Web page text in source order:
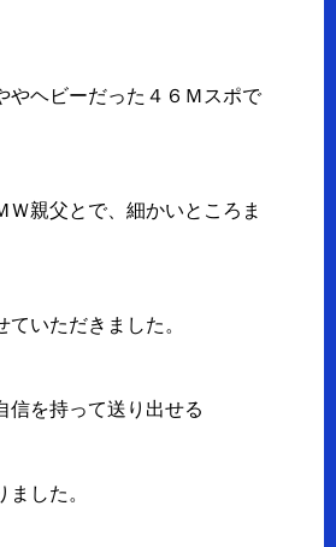
やヘビーだった４６Ｍスポで
Ｗ親父とで、細かいところま
ていただきました。
信を持って送り出せる
ました。